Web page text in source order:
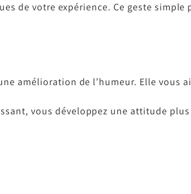
de votre expérience. Ce geste simple
amélioration de l’humeur. Elle vous
vous développez une attitude plus